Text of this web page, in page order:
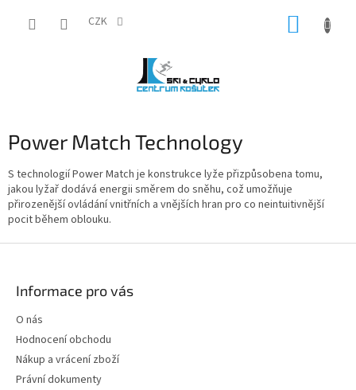
CZK
Power Match Technology
S technologií Power Match je konstrukce lyže přizpůsobena tomu,
jakou lyžař dodává energii směrem do sněhu, což umožňuje
přirozenější ovládání vnitřních a vnějších hran pro co neintuitivnější
pocit během oblouku.
Informace pro vás
O nás
Hodnocení obchodu
Nákup a vrácení zboží
Právní dokumenty